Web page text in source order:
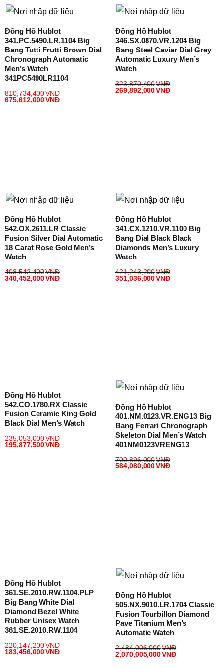
Đồng Hồ Hublot
341.PC.5490.LR.1104 Big
Bang Tutti Frutti Brown Dial
Chronograph Automatic
Men’s Watch
341PC5490LR1104
810,734,400VNĐ
675,612,000VNĐ
Đồng Hồ Hublot
346.SX.0870.VR.1204 Big
Bang Steel Caviar Dial Grey
Automatic Luxury Men’s
Watch
323,870,400VNĐ
269,892,000VNĐ
Đồng Hồ Hublot
542.OX.2611.LR Classic
Fusion Silver Dial Automatic
18 Carat Rose Gold Men’s
Watch
408,542,400VNĐ
340,452,000VNĐ
Đồng Hồ Hublot
341.CX.1210.VR.1100 Big
Bang Dial Black Black
Diamonds Men’s Luxury
Watch
421,243,200VNĐ
351,036,000VNĐ
Đồng Hồ Hublot
542.CO.1780.RX Classic
Fusion Ceramic King Gold
Black Dial Men’s Watch
235,053,000VNĐ
195,877,500VNĐ
Đồng Hồ Hublot
401.NM.0123.VR.ENG13 Big
Bang Ferrari Chronograph
Skeleton Dial Men’s Watch
401NM0123VRENG13
700,896,000VNĐ
584,080,000VNĐ
Đồng Hồ Hublot
361.SE.2010.RW.1104.PLP
Big Bang White Dial
Diamond Bezel White
Rubber Unisex Watch
361.SE.2010.RW.1104
220,147,200VNĐ
183,456,000VNĐ
Đồng Hồ Hublot
505.NX.9010.LR.1704 Classic
Fusion Tourbillon Diamond
Pave Titanium Men’s
Automatic Watch
2,484,006,000VNĐ
2,070,005,000VNĐ